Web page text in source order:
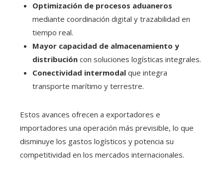
Optimización de procesos aduaneros
mediante coordinación digital y trazabilidad en
tiempo real.
Mayor capacidad de almacenamiento y
distribución con soluciones logísticas integrales.
Conectividad intermodal que integra
transporte marítimo y terrestre.
Estos avances ofrecen a exportadores e
importadores una operación más previsible, lo que
disminuye los gastos logísticos y potencia su
competitividad en los mercados internacionales.